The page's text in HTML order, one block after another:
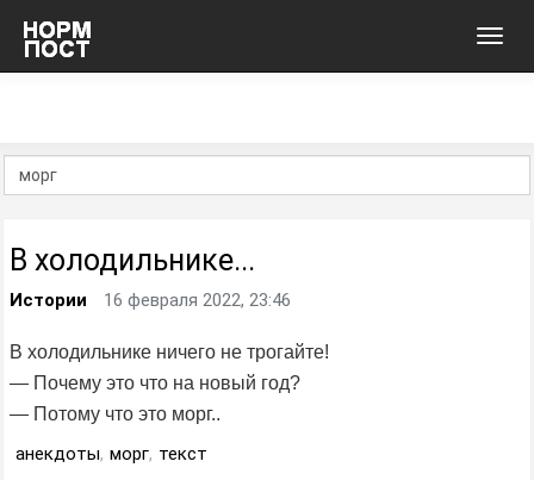
В холодильнике...
Истории 16 февраля 2022, 23:46
В холодильнике ничего не трогайте!
— Почему это что на новый год?
— Потому что это морг..
анекдоты, морг, текст